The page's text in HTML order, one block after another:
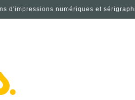
d'impressions numériques et